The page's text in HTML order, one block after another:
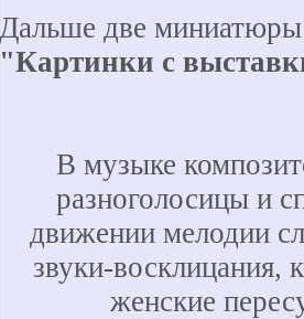
Дальше две
"Картинки с
В музыке
разноголосицы и
движении мелодии
звуки-восклицания,
женские